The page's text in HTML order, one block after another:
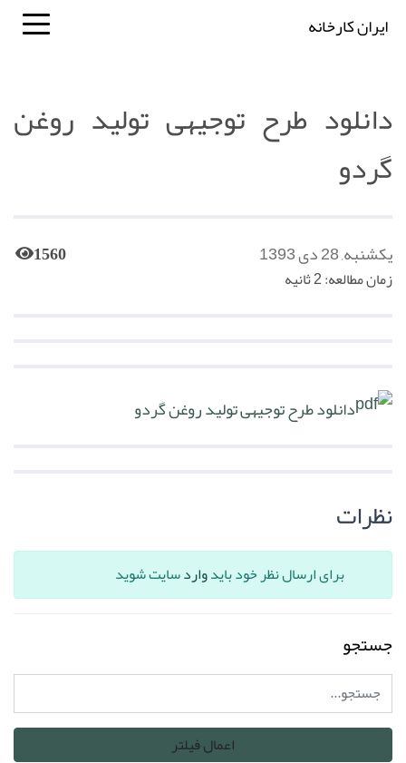
ایران کارخانه
دانلود طرح توجیهی تولید روغن
گردو
یکشنبه, 28 دی 1393 1560
زمان مطالعه: 2 ثانیه
دانلود طرح توجیهی تولید روغن گردو
نظرات
برای ارسال نظر خود بایدواردسایت شوید
جستجو